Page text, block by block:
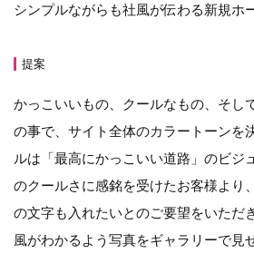
シンプルながらも社風が伝わる新規ホ
提案
かっこいいもの、クールなもの、そし
の事で、サイト全体のカラートーンを
ルは「最高にかっこいい道路」のビジ
のクールさに感銘を受けたお客様より
の文字も入れたいとのご要望をいただ
風がわかるよう写真をギャラリーで見